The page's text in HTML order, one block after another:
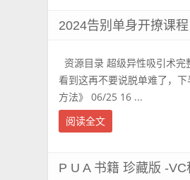
2024告别单身开撩课
资源目录 超级异性吸引术
看到这再不要说脱单难了，
方法》 06/25 16 ...
阅读全文
P U A 书籍 珍藏版 -VC